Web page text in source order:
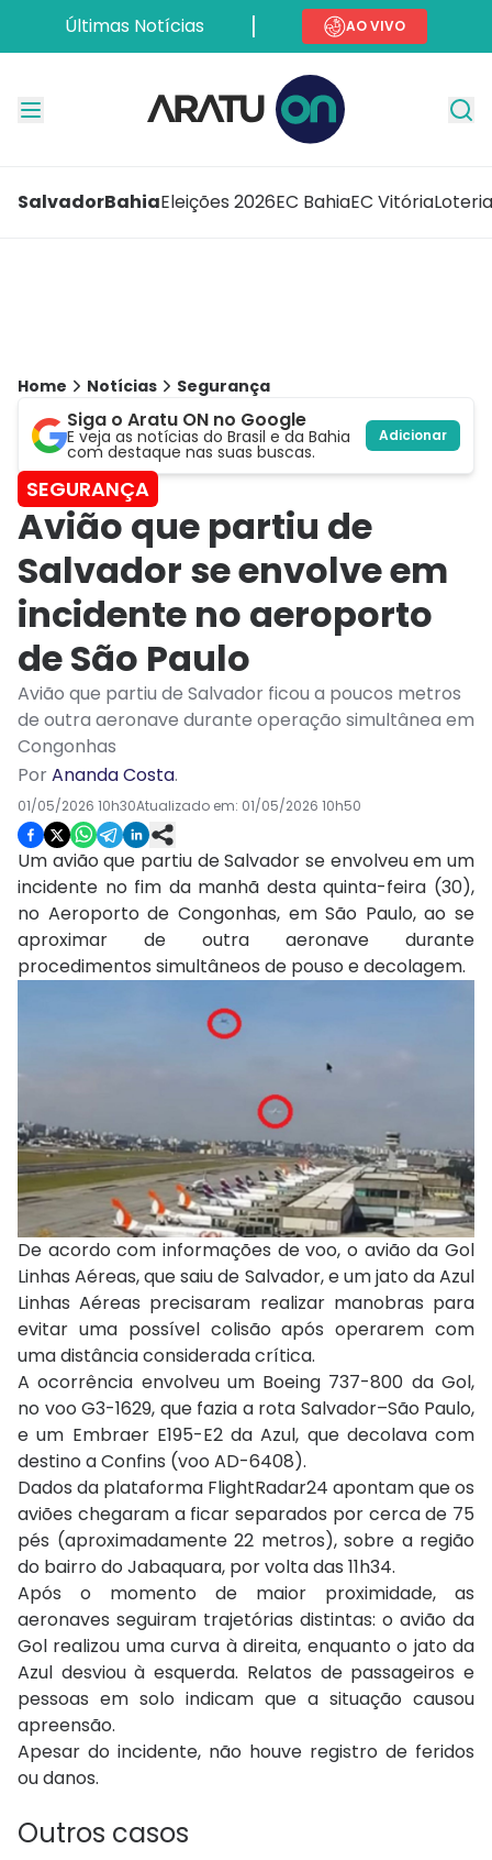
Últimas Notícias AO VIVO
SalvadorBahiaEleições 2026EC BahiaEC Vitória
Home Notícias Segurança
Siga o Aratu ON no Google
E veja as notícias do Brasil e da Bahia
com destaque nas suas buscas.
Adicionar
SEGURANÇA
Avião que partiu de
Salvador se envolve em
incidente no aeroporto
de São Paulo
Avião que partiu de Salvador ficou a poucos metros
de outra aeronave durante operação simultânea em
Congonhas
PorAnanda Costa.
01/05/2026 10h30Atualizado em: 01/05/2026 10h50
Um avião que partiu de Salvador se envolveu em um
incidente no fim da manhã desta quinta-feira (30),
no Aeroporto de Congonhas, em São Paulo, ao se
aproximar de outra aeronave durante
procedimentos simultâneos de pouso e decolagem.
De acordo com informações de voo, o avião da Gol
Linhas Aéreas, que saiu de Salvador, e um jato da Azul
Linhas Aéreas precisaram realizar manobras para
evitar uma possível colisão após operarem com
uma distância considerada crítica.
A ocorrência envolveu um Boeing 737-800 da Gol,
no voo G3-1629, que fazia a rota Salvador–São Paulo,
e um Embraer E195-E2 da Azul, que decolava com
destino a Confins (voo AD-6408).
Dados da plataforma FlightRadar24 apontam que os
aviões chegaram a ficar separados por cerca de 75
pés (aproximadamente 22 metros), sobre a região
do bairro do Jabaquara, por volta das 11h34.
Após o momento de maior proximidade, as
aeronaves seguiram trajetórias distintas: o avião da
Gol realizou uma curva à direita, enquanto o jato da
Azul desviou à esquerda. Relatos de passageiros e
pessoas em solo indicam que a situação causou
apreensão.
Apesar do incidente, não houve registro de feridos
ou danos.
Outros casos